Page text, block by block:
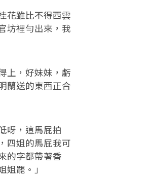
花雖比不得西雲
坊裡勻出來，我
上，好妹妹，虧
蘭送的東西正合
呀，這馬屁拍
四姐的馬屁我可
的字都帶著香
姐罷。」